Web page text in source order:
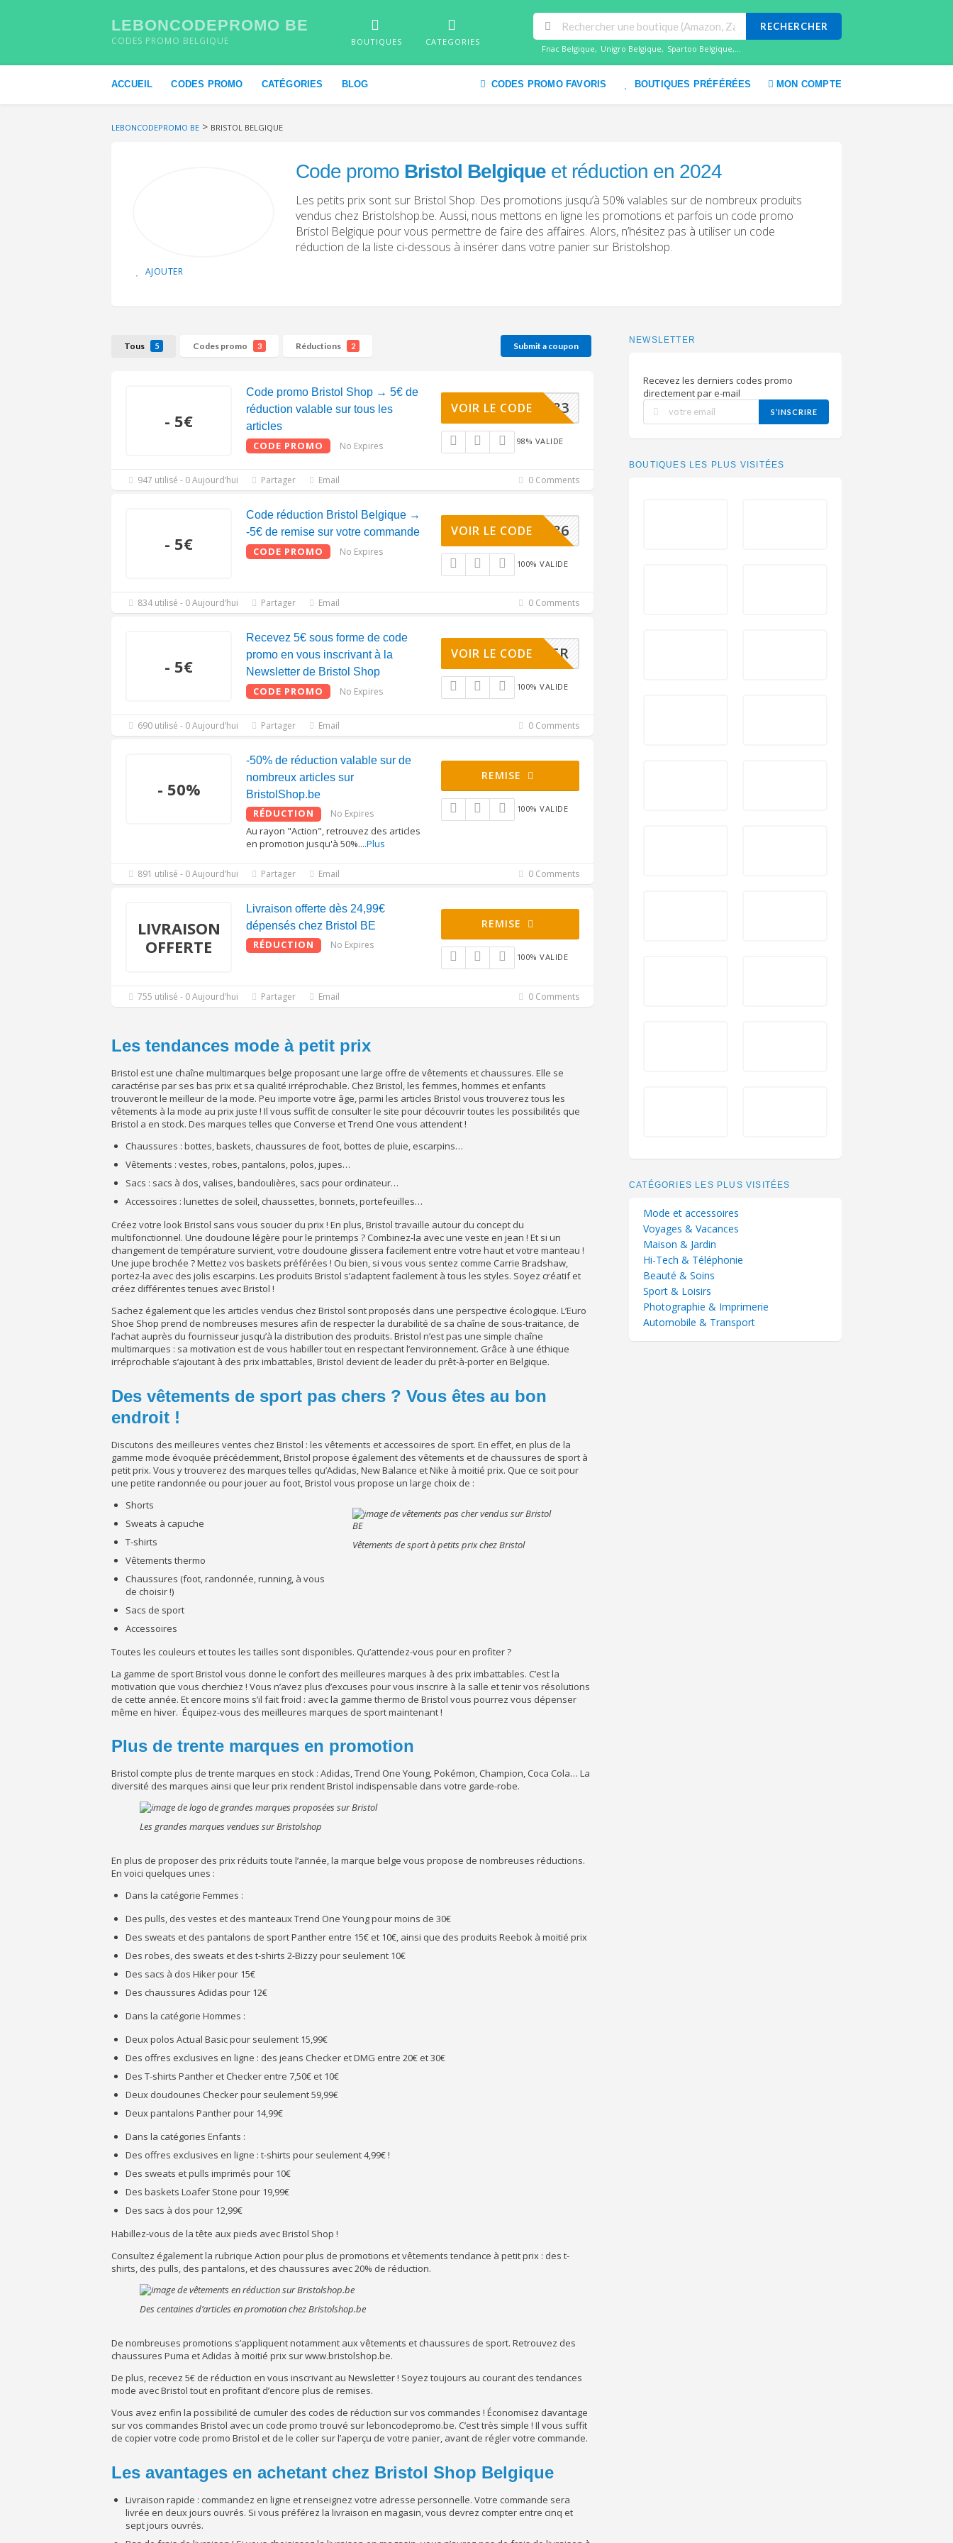
LEBONCODEPROMO BE
CODES PROMO BELGIQUE BOUTIQUES CATEGORIES
RECHERCHER
Fnac Belgique, Unigro Belgique, Spartoo Belgique,...
ACCUEIL CODES PROMO CATÉGORIES BLOG CODES PROMO FAVORIS BOUTIQUES PRÉFÉRÉES MON COMPTE
LEBONCODEPROMO BE > BRISTOL BELGIQUE
AJOUTER
Code promo Bristol Belgique et réduction en 2024
Les petits prix sont sur Bristol Shop. Des promotions jusqu’à 50% valables sur de nombreux produits
vendus chez Bristolshop.be. Aussi, nous mettons en ligne les promotions et parfois un code promo
Bristol Belgique pour vous permettre de faire des affaires. Alors, n’hésitez pas à utiliser un code
réduction de la liste ci-dessous à insérer dans votre panier sur Bristolshop.
Tous 5 Codes promo 3 Réductions 2 Submit a coupon
- 5€
Code promo Bristol Shop → 5€ de
réduction valable sur tous les
articles
CODE PROMO No Expires
67330183
VOIR LE CODE
98% VALIDE
947 utilisé - 0 Aujourd’hui Partager Email 0 Comments
- 5€
Code réduction Bristol Belgique →
-5€ de remise sur votre commande
CODE PROMO No Expires
67330186
VOIR LE CODE
100% VALIDE
834 utilisé - 0 Aujourd’hui Partager Email 0 Comments
- 5€
Recevez 5€ sous forme de code
promo en vous inscrivant à la
Newsletter de Bristol Shop
CODE PROMO No Expires
WSLETTER
VOIR LE CODE
100% VALIDE
690 utilisé - 0 Aujourd’hui Partager Email 0 Comments
- 50%
-50% de réduction valable sur de
nombreux articles sur
BristolShop.be
RÉDUCTION No Expires
Au rayon "Action", retrouvez des articles
en promotion jusqu'à 50%....Plus
REMISE
100% VALIDE
891 utilisé - 0 Aujourd’hui Partager Email 0 Comments
LIVRAISON
OFFERTE
Livraison offerte dès 24,99€
dépensés chez Bristol BE
RÉDUCTION No Expires
REMISE
100% VALIDE
755 utilisé - 0 Aujourd’hui Partager Email 0 Comments
Les tendances mode à petit prix
Bristol est une chaîne multimarques belge proposant une large offre de vêtements et chaussures. Elle se
caractérise par ses bas prix et sa qualité irréprochable. Chez Bristol, les femmes, hommes et enfants
trouveront le meilleur de la mode. Peu importe votre âge, parmi les articles Bristol vous trouverez tous les
vêtements à la mode au prix juste ! Il vous suffit de consulter le site pour découvrir toutes les possibilités que
Bristol a en stock. Des marques telles que Converse et Trend One vous attendent !
Chaussures : bottes, baskets, chaussures de foot, bottes de pluie, escarpins…
Vêtements : vestes, robes, pantalons, polos, jupes…
Sacs : sacs à dos, valises, bandoulières, sacs pour ordinateur…
Accessoires : lunettes de soleil, chaussettes, bonnets, portefeuilles…
Créez votre look Bristol sans vous soucier du prix ! En plus, Bristol travaille autour du concept du
multifonctionnel. Une doudoune légère pour le printemps ? Combinez-la avec une veste en jean ! Et si un
changement de température survient, votre doudoune glissera facilement entre votre haut et votre manteau !
Une jupe brochée ? Mettez vos baskets préférées ! Ou bien, si vous vous sentez comme Carrie Bradshaw,
portez-la avec des jolis escarpins. Les produits Bristol s’adaptent facilement à tous les styles. Soyez créatif et
créez différentes tenues avec Bristol !
Sachez également que les articles vendus chez Bristol sont proposés dans une perspective écologique. L’Euro
Shoe Shop prend de nombreuses mesures afin de respecter la durabilité de sa chaîne de sous-traitance, de
l’achat auprès du fournisseur jusqu’à la distribution des produits. Bristol n’est pas une simple chaîne
multimarques : sa motivation est de vous habiller tout en respectant l’environnement. Grâce à une éthique
irréprochable s’ajoutant à des prix imbattables, Bristol devient de leader du prêt-à-porter en Belgique.
Des vêtements de sport pas chers ? Vous êtes au bon
endroit !
Discutons des meilleures ventes chez Bristol : les vêtements et accessoires de sport. En effet, en plus de la
gamme mode évoquée précédemment, Bristol propose également des vêtements et de chaussures de sport à
petit prix. Vous y trouverez des marques telles qu’Adidas, New Balance et Nike à moitié prix. Que ce soit pour
une petite randonnée ou pour jouer au foot, Bristol vous propose un large choix de :
Vêtements de sport à petits prix chez Bristol
Shorts
Sweats à capuche
T-shirts
Vêtements thermo
Chaussures (foot, randonnée, running, à vous
de choisir !)
Sacs de sport
Accessoires
Toutes les couleurs et toutes les tailles sont disponibles. Qu’attendez-vous pour en profiter ?
La gamme de sport Bristol vous donne le confort des meilleures marques à des prix imbattables. C’est la
motivation que vous cherchiez ! Vous n’avez plus d’excuses pour vous inscrire à la salle et tenir vos résolutions
de cette année. Et encore moins s’il fait froid : avec la gamme thermo de Bristol vous pourrez vous dépenser
même en hiver. Équipez-vous des meilleures marques de sport maintenant !
Plus de trente marques en promotion
Bristol compte plus de trente marques en stock : Adidas, Trend One Young, Pokémon, Champion, Coca Cola… La
diversité des marques ainsi que leur prix rendent Bristol indispensable dans votre garde-robe.
Les grandes marques vendues sur Bristolshop
En plus de proposer des prix réduits toute l’année, la marque belge vous propose de nombreuses réductions.
En voici quelques unes :
Dans la catégorie Femmes :
Des pulls, des vestes et des manteaux Trend One Young pour moins de 30€
Des sweats et des pantalons de sport Panther entre 15€ et 10€, ainsi que des produits Reebok à moitié prix
Des robes, des sweats et des t-shirts 2-Bizzy pour seulement 10€
Des sacs à dos Hiker pour 15€
Des chaussures Adidas pour 12€
Dans la catégorie Hommes :
Deux polos Actual Basic pour seulement 15,99€
Des offres exclusives en ligne : des jeans Checker et DMG entre 20€ et 30€
Des T-shirts Panther et Checker entre 7,50€ et 10€
Deux doudounes Checker pour seulement 59,99€
Deux pantalons Panther pour 14,99€
Dans la catégories Enfants :
Des offres exclusives en ligne : t-shirts pour seulement 4,99€ !
Des sweats et pulls imprimés pour 10€
Des baskets Loafer Stone pour 19,99€
Des sacs à dos pour 12,99€
Habillez-vous de la tête aux pieds avec Bristol Shop !
Consultez également la rubrique Action pour plus de promotions et vêtements tendance à petit prix : des t-
shirts, des pulls, des pantalons, et des chaussures avec 20% de réduction.
Des centaines d’articles en promotion chez Bristolshop.be
De nombreuses promotions s’appliquent notamment aux vêtements et chaussures de sport. Retrouvez des
chaussures Puma et Adidas à moitié prix sur www.bristolshop.be.
De plus, recevez 5€ de réduction en vous inscrivant au Newsletter ! Soyez toujours au courant des tendances
mode avec Bristol tout en profitant d’encore plus de remises.
Vous avez enfin la possibilité de cumuler des codes de réduction sur vos commandes ! Économisez davantage
sur vos commandes Bristol avec un code promo trouvé sur leboncodepromo.be. C’est très simple ! Il vous suffit
de copier votre code promo Bristol et de le coller sur l’aperçu de votre panier, avant de régler votre commande.
Les avantages en achetant chez Bristol Shop Belgique
Livraison rapide : commandez en ligne et renseignez votre adresse personnelle. Votre commande sera
livrée en deux jours ouvrés. Si vous préférez la livraison en magasin, vous devrez compter entre cinq et
sept jours ouvrés.
NEWSLETTER
Recevez les derniers codes promo
directement par e-mail
S’INSCRIRE
BOUTIQUES LES PLUS VISITÉES
CATÉGORIES LES PLUS VISITÉES
Mode et accessoires
Voyages & Vacances
Maison & Jardin
Hi-Tech & Téléphonie
Beauté & Soins
Sport & Loisirs
Photographie & Imprimerie
Automobile & Transport